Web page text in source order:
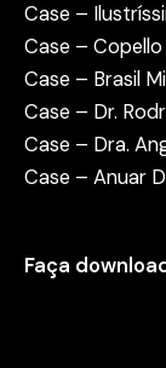
Case –
Case –
Case – Brasil
Case – Dr.
Case – Dra.
Case – Anuar
Faça